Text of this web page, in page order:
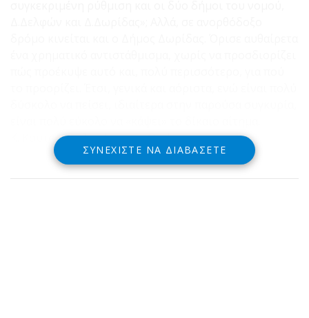
Κ. Κουτσόπουλοςkkoutso@sch.gr
ΣΥΝΕΧΊΣΤΕ ΝΑ ΔΙΑΒΆΣΕΤΕ